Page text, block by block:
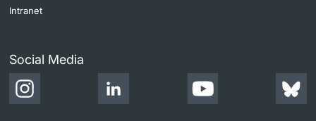
Intranet
Social Media